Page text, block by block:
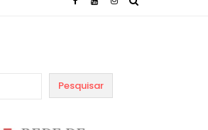
Pesquisar